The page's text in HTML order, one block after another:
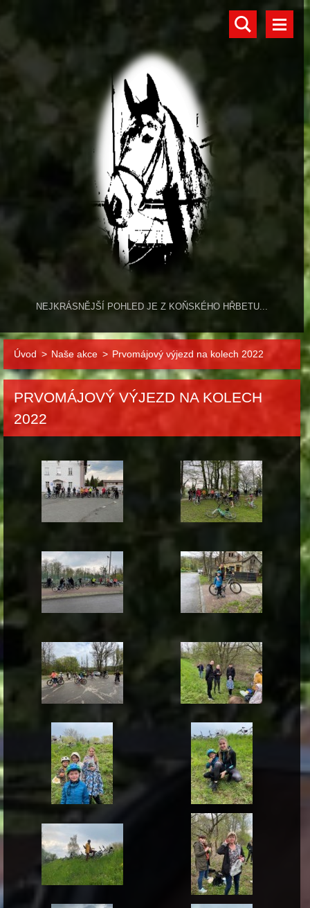
NEJKRÁSNĚJŠÍ POHLED JE Z KOŇSKÉHO HŘBETU...
Úvod > Naše akce > Prvomájový výjezd na kolech 2022
PRVOMÁJOVÝ VÝJEZD NA KOLECH
2022